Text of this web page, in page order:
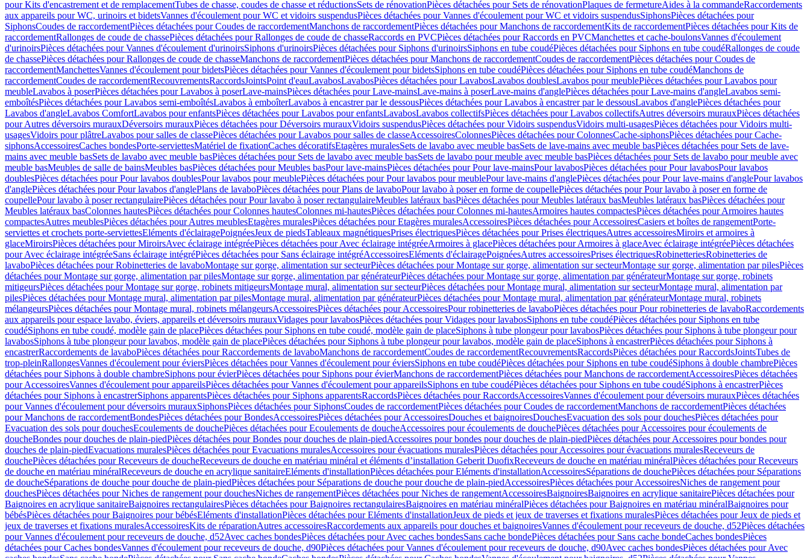
pour Kits d'encastrement et de remplacementTubes de chasse, coudes de chasse et réductionsSets de rénovationPièces détachées pour Sets de rénovationPlaques de fermetureAides à la commandeRaccordements
aux appareils pour WC, urinoirs et bidetsVannes d'écoulement pour WC et vidoirs suspendusPièces détachées pour Vannes d'écoulement pour WC et vidoirs suspendusSiphonsPièces détachées pour
SiphonsCoudes de raccordementPièces détachées pour Coudes de raccordementManchons de raccordementPièces détachées pour Manchons de raccordementKits de raccordementPièces détachées pour Kits de
raccordementRallonges de coude de chassePièces détachées pour Rallonges de coude de chasseRaccords en PVCPièces détachées pour Raccords en PVCManchettes et cache-boulonsVannes d'écoulement
d'urinoirsPièces détachées pour Vannes d'écoulement d'urinoirsSiphons d'urinoirsPièces détachées pour Siphons d'urinoirsSiphons en tube coudéPièces détachées pour Siphons en tube coudéRallonges de coude
de chassePièces détachées pour Rallonges de coude de chasseManchons de raccordementPièces détachées pour Manchons de raccordementCoudes de raccordementPièces détachées pour Coudes de
raccordementManchettesVannes d'écoulement pour bidetsPièces détachées pour Vannes d'écoulement pour bidetsSiphons en tube coudéPièces détachées pour Siphons en tube coudéManchons de
raccordementCoudes de raccordementRecouvrementsRaccordsJointsPoint d'eauLavabosLavabosPièces détachées pour LavabosLavabos doublesLavabos pour meublePièces détachées pour Lavabos pour
meubleLavabos à poserPièces détachées pour Lavabos à poserLave-mainsPièces détachées pour Lave-mainsLave-mains à poserLave-mains d'anglePièces détachées pour Lave-mains d'angleLavabos semi-
emboîtésPièces détachées pour Lavabos semi-emboîtésLavabos à emboîterLavabos à encastrer par le dessousPièces détachées pour Lavabos à encastrer par le dessousLavabos d'anglePièces détachées pour
Lavabos d'angleLavabos ComfortLavabos pour enfantsPièces détachées pour Lavabos pour enfantsLavabosLavabos collectifsPièces détachées pour Lavabos collectifsAutres déversoirs murauxPièces détachées
pour Autres déversoirs murauxDéversoirs murauxPièces détachées pour Déversoirs murauxVidoirs suspendusPièces détachées pour Vidoirs suspendusVidoirs multi-usagesPièces détachées pour Vidoirs multi-
usagesVidoirs pour plâtreLavabos pour salles de classePièces détachées pour Lavabos pour salles de classeAccessoiresColonnesPièces détachées pour ColonnesCache-siphonsPièces détachées pour Cache-
siphonsAccessoiresCaches bondesPorte-serviettesMatériel de fixationCaches décoratifsEtagères muralesSets de lavabo avec meuble basSets de lave-mains avec meuble basPièces détachées pour Sets de lave-
mains avec meuble basSets de lavabo avec meuble basPièces détachées pour Sets de lavabo avec meuble basSets de lavabo pour meuble avec meuble basPièces détachées pour Sets de lavabo pour meuble avec
meuble basMeubles de salle de bainsMeubles basPièces détachées pour Meubles basPour lave-mainsPièces détachées pour Pour lave-mainsPour lavabosPièces détachées pour Pour lavabosPour lavabos
doublesPièces détachées pour Pour lavabos doublesPour lavabos pour meublePièces détachées pour Pour lavabos pour meublePour lave-mains d'anglePièces détachées pour Pour lave-mains d'anglePour lavabos
d'anglePièces détachées pour Pour lavabos d'anglePlans de lavaboPièces détachées pour Plans de lavaboPour lavabo à poser en forme de coupellePièces détachées pour Pour lavabo à poser en forme de
coupellePour lavabo à poser rectangulairePièces détachées pour Pour lavabo à poser rectangulaireMeubles latéraux basPièces détachées pour Meubles latéraux basMeubles latéraux basPièces détachées pour
Meubles latéraux basColonnes hautesPièces détachées pour Colonnes hautesColonnes mi-hautesPièces détachées pour Colonnes mi-hautesArmoires hautes compactesPièces détachées pour Armoires hautes
compactesAutres meublesPièces détachées pour Autres meublesEtagères muralesPièces détachées pour Etagères muralesAccessoiresPièces détachées pour AccessoiresCasiers et boîtes de rangementPorte-
serviettes et crochets porte-serviettesEléments d'éclairagePoignéesJeux de piedsTableaux magnétiquesPrises électriquesPièces détachées pour Prises électriquesAutres accessoiresMiroirs et armoires à
glaceMiroirsPièces détachées pour MiroirsAvec éclairage intégréePièces détachées pour Avec éclairage intégréeArmoires à glacePièces détachées pour Armoires à glaceAvec éclairage intégréePièces détachées
pour Avec éclairage intégréeSans éclairage intégréPièces détachées pour Sans éclairage intégréAccessoiresEléments d'éclairagePoignéesAutres accessoiresPrises électriquesRobinetteriesRobinetteries de
lavaboPièces détachées pour Robinetteries de lavaboMontage sur gorge, alimentation sur secteurPièces détachées pour Montage sur gorge, alimentation sur secteurMontage sur gorge, alimentation par pilesPièces
détachées pour Montage sur gorge, alimentation par pilesMontage sur gorge, alimentation par générateurPièces détachées pour Montage sur gorge, alimentation par générateurMontage sur gorge, robinets
mitigeursPièces détachées pour Montage sur gorge, robinets mitigeursMontage mural, alimentation sur secteurPièces détachées pour Montage mural, alimentation sur secteurMontage mural, alimentation par
pilesPièces détachées pour Montage mural, alimentation par pilesMontage mural, alimentation par générateurPièces détachées pour Montage mural, alimentation par générateurMontage mural, robinets
mélangeursPièces détachées pour Montage mural, robinets mélangeursAccessoiresPièces détachées pour AccessoiresPour robinetteries de lavaboPièces détachées pour Pour robinetteries de lavaboRaccordements
aux appareils pour espace lavabo, éviers, appareils et déversoirs murauxVidages pour lavabosPièces détachées pour Vidages pour lavabosSiphons en tube coudéPièces détachées pour Siphons en tube
coudéSiphons en tube coudé, modèle gain de placePièces détachées pour Siphons en tube coudé, modèle gain de placeSiphons à tube plongeur pour lavabosPièces détachées pour Siphons à tube plongeur pour
lavabosSiphons à tube plongeur pour lavabos, modèle gain de placePièces détachées pour Siphons à tube plongeur pour lavabos, modèle gain de placeSiphons à encastrerPièces détachées pour Siphons à
encastrerRaccordements de lavaboPièces détachées pour Raccordements de lavaboManchons de raccordementCoudes de raccordementRecouvrementsRaccordsPièces détachées pour RaccordsJointsTubes de
trop-pleinRallongesVannes d'écoulement pour éviersPièces détachées pour Vannes d'écoulement pour éviersSiphons en tube coudéPièces détachées pour Siphons en tube coudéSiphons à double chambrePièces
détachées pour Siphons à double chambreSiphons pour évierPièces détachées pour Siphons pour évierManchons de raccordementPièces détachées pour Manchons de raccordementAccessoiresPièces détachées
pour AccessoiresVannes d'écoulement pour appareilsPièces détachées pour Vannes d'écoulement pour appareilsSiphons en tube coudéPièces détachées pour Siphons en tube coudéSiphons à encastrerPièces
détachées pour Siphons à encastrerSiphons apparentsPièces détachées pour Siphons apparentsRaccordsPièces détachées pour RaccordsAccessoiresVannes d'écoulement pour déversoirs murauxPièces détachées
pour Vannes d'écoulement pour déversoirs murauxSiphonsPièces détachées pour SiphonsCoudes de raccordementPièces détachées pour Coudes de raccordementManchons de raccordementPièces détachées
pour Manchons de raccordementBondesPièces détachées pour BondesAccessoiresPièces détachées pour AccessoiresDouches et baignoiresDouchesEvacuation des sols pour douchesPièces détachées pour
Evacuation des sols pour douchesEcoulements de douchePièces détachées pour Ecoulements de doucheAccessoires pour écoulements de douchePièces détachées pour Accessoires pour écoulements de
doucheBondes pour douches de plain-piedPièces détachées pour Bondes pour douches de plain-piedAccessoires pour bondes pour douches de plain-piedPièces détachées pour Accessoires pour bondes pour
douches de plain-piedEvacuations muralesPièces détachées pour Evacuations muralesAccessoires pour évacuations muralesPièces détachées pour Accessoires pour évacuations muralesReceveurs de
douchePièces détachées pour Receveurs de doucheReceveurs de douche en matériau minéral et éléments d’installation Geberit DuofixReceveurs de douche en matériau minéralPièces détachées pour Receveurs
de douche en matériau minéralReceveurs de douche en acrylique sanitaireEléments d'installationPièces détachées pour Eléments d'installationAccessoiresSéparations de douchePièces détachées pour Séparations
de doucheSéparations de douche pour douche de plain-piedPièces détachées pour Séparations de douche pour douche de plain-piedAccessoiresPièces détachées pour AccessoiresNiches de rangement pour
douchesPièces détachées pour Niches de rangement pour douchesNiches de rangementPièces détachées pour Niches de rangementAccessoiresBaignoiresBaignoires en acrylique sanitairePièces détachées pour
Baignoires en acrylique sanitaireBaignoires rectangulairesPièces détachées pour Baignoires rectangulairesBaignoires en matériau minéralPièces détachées pour Baignoires en matériau minéralBaignoires pour
bébésPièces détachées pour Baignoires pour bébésEléments d'installationPièces détachées pour Eléments d'installationJeux de pieds et jeux de traverses et fixations muralesPièces détachées pour Jeux de pieds et
jeux de traverses et fixations muralesAccessoiresKits de réparationAutres accessoiresRaccordements aux appareils pour douches et baignoiresVannes d'écoulement pour receveurs de douche, d52Pièces détachées
pour Vannes d'écoulement pour receveurs de douche, d52Avec caches bondesPièces détachées pour Avec caches bondesSans cache bondePièces détachées pour Sans cache bondeCaches bondesPièces
détachées pour Caches bondesVannes d'écoulement pour receveurs de douche, d90Pièces détachées pour Vannes d'écoulement pour receveurs de douche, d90Avec caches bondesPièces détachées pour Avec